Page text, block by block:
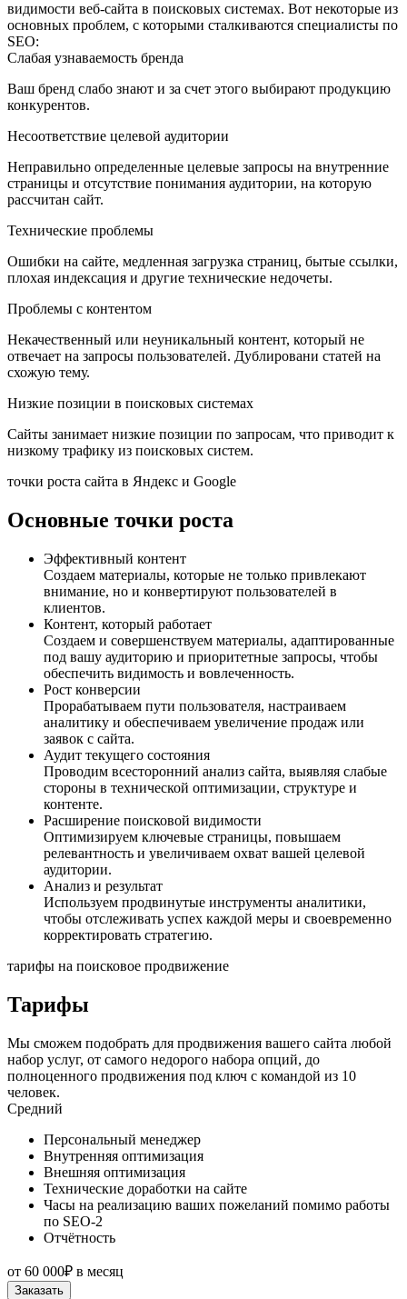
видимости веб-сайта в поисковых системах. Вот некоторые из
основных проблем, с которыми сталкиваются специалисты по
SEO:
Слабая узнаваемость бренда
Ваш бренд слабо знают и за счет этого выбирают продукцию
конкурентов.
Несоответствие целевой аудитории
Неправильно определенные целевые запросы на внутренние
страницы и отсутствие понимания аудитории, на которую
рассчитан сайт.
Технические проблемы
Ошибки на сайте, медленная загрузка страниц, бытые ссылки,
плохая индексация и другие технические недочеты.
Проблемы с контентом
Некачественный или неуникальный контент, который не
отвечает на запросы пользователей. Дублировани статей на
схожую тему.
Низкие позиции в поисковых системах
Сайты занимает низкие позиции по запросам, что приводит к
низкому трафику из поисковых систем.
точки роста сайта в Яндекс и Google
Основные точки роста
Эффективный контент
Создаем материалы, которые не только привлекают
внимание, но и конвертируют пользователей в
клиентов.
Контент, который работает
Создаем и совершенствуем материалы, адаптированные
под вашу аудиторию и приоритетные запросы, чтобы
обеспечить видимость и вовлеченность.
Рост конверсии
Прорабатываем пути пользователя, настраиваем
аналитику и обеспечиваем увеличение продаж или
заявок с сайта.
Аудит текущего состояния
Проводим всесторонний анализ сайта, выявляя слабые
стороны в технической оптимизации, структуре и
контенте.
Расширение поисковой видимости
Оптимизируем ключевые страницы, повышаем
релевантность и увеличиваем охват вашей целевой
аудитории.
Анализ и результат
Используем продвинутые инструменты аналитики,
чтобы отслеживать успех каждой меры и своевременно
корректировать стратегию.
тарифы на поисковое продвижение
Тарифы
Мы сможем подобрать для продвижения вашего сайта любой
набор услуг, от самого недорого набора опций, до
полноценного продвижения под ключ с командой из 10
человек.
Средний
Персональный менеджер
Внутренняя оптимизация
Внешняя оптимизация
Технические доработки на сайте
Часы на реализацию ваших пожеланий помимо работы
по SEO-2
Отчётность
от 60 000₽ в месяц
Заказать